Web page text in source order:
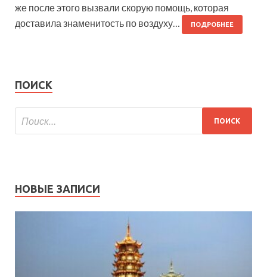
же после этого вызвали скорую помощь, которая
доставила знаменитость по воздуху…
ПОДРОБНЕЕ
ПОИСК
НОВЫЕ ЗАПИСИ